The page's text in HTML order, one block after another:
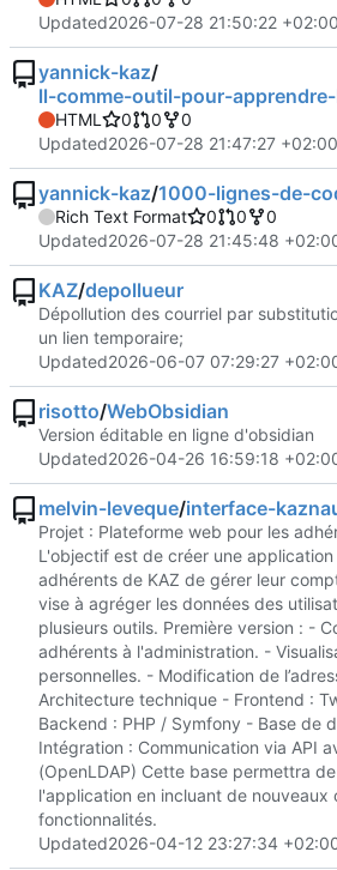
Updated2026-07-28 21:50:22 +02:00
yannick-kaz/
ll-comme-outil-pour-
HTML 0 0
0
Updated2026-07-28 21:47:27 +02:00
yannick-kaz/1000-lignes-de-
Rich Text Format 0 0
0
Updated2026-07-28 21:45:48
KAZ/depollueur
Dépollution des courriel par
un lien temporaire;
Updated2026-06-07 07:29:27
risotto/WebObsidian
Version éditable en ligne d'obsidian
Updated2026-04-26 16:59:18
melvin-leveque/interface-
Projet : Plateforme web pour les
L'objectif est de créer une
adhérents de KAZ de gérer leur
vise à agréger les données des
plusieurs outils. Première version : -
adhérents à l'administration. -
personnelles. - Modification de
Architecture technique - Frontend :
Backend : PHP / Symfony - Base de
Intégration : Communication via API
(OpenLDAP) Cette base permettra
l'application en incluant de nouveaux
fonctionnalités.
Updated2026-04-12 23:27:34